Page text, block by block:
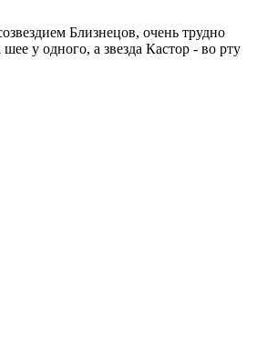
Близнецов, очень трудно
у одного, а звезда Кастор - во рту